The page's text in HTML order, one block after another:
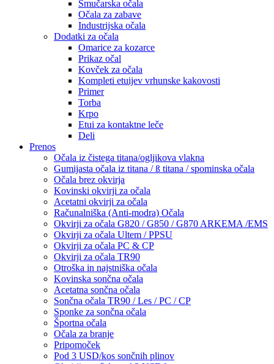
Smučarska očala
Očala za zabave
Industrijska očala
Dodatki za očala
Omarice za kozarce
Prikaz očal
Kovček za očala
Kompleti etuijev vrhunske kakovosti
Primer
Torba
Krpo
Etui za kontaktne leče
Deli
Prenos
Očala iz čistega titana/ogljikova vlakna
Gumijasta očala iz titana / ß titana / spominska očala
Očala brez okvirja
Kovinski okvirji za očala
Acetatni okvirji za očala
Računalniška (Anti-modra) Očala
Okvirji za očala G820 / G850 / G870 ARKEMA /EMS
Okvirji za očala Ultem / PPSU
Okvirji za očala PC & CP
Okvirji za očala TR90
Otroška in najstniška očala
Kovinska sončna očala
Acetatna sončna očala
Sončna očala TR90 / Les / PC / CP
Sponke za sončna očala
Športna očala
Očala za branje
Pripomoček
Pod 3 USD/kos sončnih plinov